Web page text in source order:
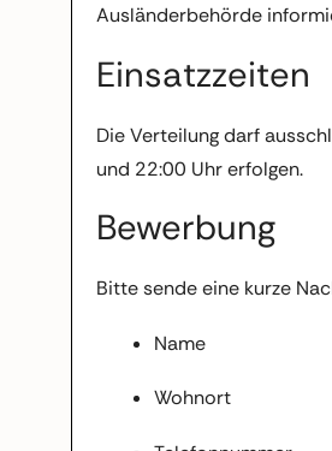
Ausländerbehörde
Einsatzzeiten
Die Verteilung darf
und 22:00 Uhr erfolgen.
Bewerbung
Bitte sende eine kurze
Name
Wohnort